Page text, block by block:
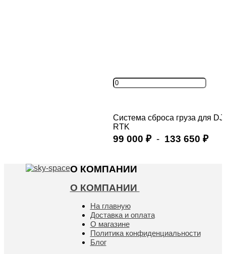
Система сброса груза для
RTK
99 000 ₽- 133 650 ₽
О КОМПАНИИ
О КОМПАНИИ
На главную
Доставка и оплата
О магазине
Политика конфиденциальности
Блог